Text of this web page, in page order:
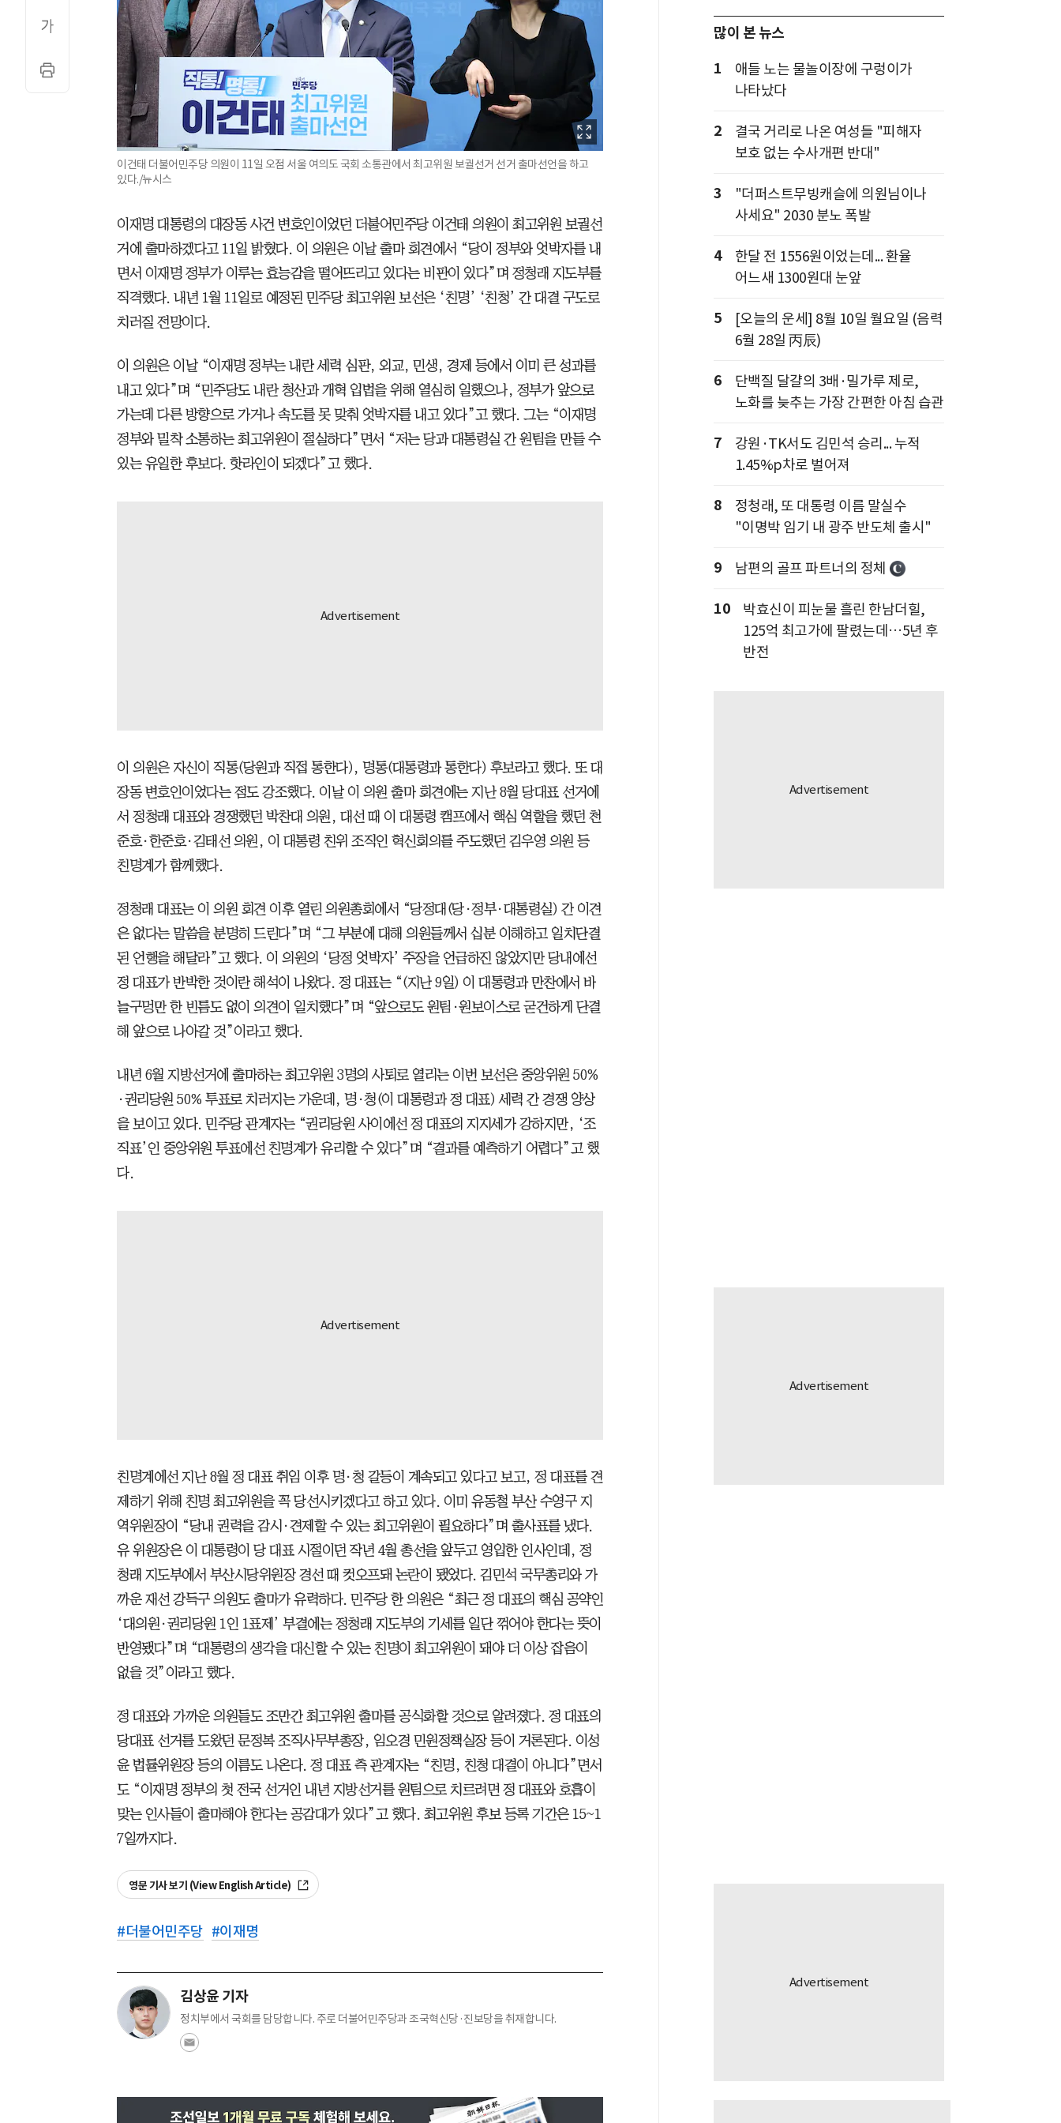
이건태 더불어민주당 의원이 11일 오점 서울 여의도 국회 소통관에서 최고위원 보궐선거 선거 출마선언을 하고
있다./뉴시스
이재명 대통령의 대장동 사건 변호인이었던 더불어민주당 이건태 의원이 최고위원 보궐선
거에 출마하겠다고 11일 밝혔다. 이 의원은 이날 출마 회견에서 “당이 정부와 엇박자를 내
면서 이재명 정부가 이루는 효능감을 떨어뜨리고 있다는 비판이 있다”며 정청래 지도부를
직격했다. 내년 1월 11일로 예정된 민주당 최고위원 보선은 ‘친명’ ‘친청’ 간 대결 구도로
치러질 전망이다.
이 의원은 이날 “이재명 정부는 내란 세력 심판, 외교, 민생, 경제 등에서 이미 큰 성과를
내고 있다”며 “민주당도 내란 청산과 개혁 입법을 위해 열심히 일했으나, 정부가 앞으로
가는데 다른 방향으로 가거나 속도를 못 맞춰 엇박자를 내고 있다”고 했다. 그는 “이재명
정부와 밀착 소통하는 최고위원이 절실하다”면서 “저는 당과 대통령실 간 원팀을 만들 수
있는 유일한 후보다. 핫라인이 되겠다”고 했다.
이 의원은 자신이 직통(당원과 직접 통한다), 명통(대통령과 통한다) 후보라고 했다. 또 대
장동 변호인이었다는 점도 강조했다. 이날 이 의원 출마 회견에는 지난 8월 당대표 선거에
서 정청래 대표와 경쟁했던 박찬대 의원, 대선 때 이 대통령 캠프에서 핵심 역할을 했던 천
준호·한준호·김태선 의원, 이 대통령 친위 조직인 혁신회의를 주도했던 김우영 의원 등
친명계가 함께했다.
정청래 대표는 이 의원 회견 이후 열린 의원총회에서 “당정대(당·정부·대통령실) 간 이견
은 없다는 말씀을 분명히 드린다”며 “그 부분에 대해 의원들께서 십분 이해하고 일치단결
된 언행을 해달라”고 했다. 이 의원의 ‘당정 엇박자’ 주장을 언급하진 않았지만 당내에선
정 대표가 반박한 것이란 해석이 나왔다. 정 대표는 “(지난 9일) 이 대통령과 만찬에서 바
늘구멍만 한 빈틈도 없이 의견이 일치했다”며 “앞으로도 원팀·원보이스로 굳건하게 단결
해 앞으로 나아갈 것”이라고 했다.
내년 6월 지방선거에 출마하는 최고위원 3명의 사퇴로 열리는 이번 보선은 중앙위원 50%
·권리당원 50% 투표로 치러지는 가운데, 명·청(이 대통령과 정 대표) 세력 간 경쟁 양상
을 보이고 있다. 민주당 관계자는 “권리당원 사이에선 정 대표의 지지세가 강하지만, ‘조
직표’인 중앙위원 투표에선 친명계가 유리할 수 있다”며 “결과를 예측하기 어렵다”고 했
다.
친명계에선 지난 8월 정 대표 취임 이후 명·청 갈등이 계속되고 있다고 보고, 정 대표를 견
제하기 위해 친명 최고위원을 꼭 당선시키겠다고 하고 있다. 이미 유동철 부산 수영구 지
역위원장이 “당내 권력을 감시·견제할 수 있는 최고위원이 필요하다”며 출사표를 냈다.
유 위원장은 이 대통령이 당 대표 시절이던 작년 4월 총선을 앞두고 영입한 인사인데, 정
청래 지도부에서 부산시당위원장 경선 때 컷오프돼 논란이 됐었다. 김민석 국무총리와 가
까운 재선 강득구 의원도 출마가 유력하다. 민주당 한 의원은 “최근 정 대표의 핵심 공약인
‘대의원·권리당원 1인 1표제’ 부결에는 정청래 지도부의 기세를 일단 꺾어야 한다는 뜻이
반영됐다”며 “대통령의 생각을 대신할 수 있는 친명이 최고위원이 돼야 더 이상 잡음이
없을 것”이라고 했다.
정 대표와 가까운 의원들도 조만간 최고위원 출마를 공식화할 것으로 알려졌다. 정 대표의
당대표 선거를 도왔던 문정복 조직사무부총장, 임오경 민원정책실장 등이 거론된다. 이성
윤 법률위원장 등의 이름도 나온다. 정 대표 측 관계자는 “친명, 친청 대결이 아니다”면서
도 “이재명 정부의 첫 전국 선거인 내년 지방선거를 원팀으로 치르려면 정 대표와 호흡이
맞는 인사들이 출마해야 한다는 공감대가 있다”고 했다. 최고위원 후보 등록 기간은 15~1
7일까지다.
영문 기사 보기 (View English Article)
#더불어민주당 #이재명
김상윤 기자
정치부에서 국회를 담당합니다. 주로 더불어민주당과 조국혁신당·진보당을 취재합니다.
많이 본 뉴스
1
애들 노는 물놀이장에 구렁이가
나타났다
2
결국 거리로 나온 여성들 "피해자
보호 없는 수사개편 반대"
3
"더퍼스트무빙캐슬에 의원님이나
사세요" 2030 분노 폭발
4
한달 전 1556원이었는데... 환율
어느새 1300원대 눈앞
5
[오늘의 운세] 8월 10일 월요일 (음력
6월 28일 丙辰)
6
단백질 달걀의 3배·밀가루 제로,
노화를 늦추는 가장 간편한 아침 습관
7
강원·TK서도 김민석 승리... 누적
1.45%p차로 벌어져
8
정청래, 또 대통령 이름 말실수
"이명박 임기 내 광주 반도체 출시"
9 남편의 골프 파트너의 정체
10
박효신이 피눈물 흘린 한남더힐,
125억 최고가에 팔렸는데…5년 후
반전